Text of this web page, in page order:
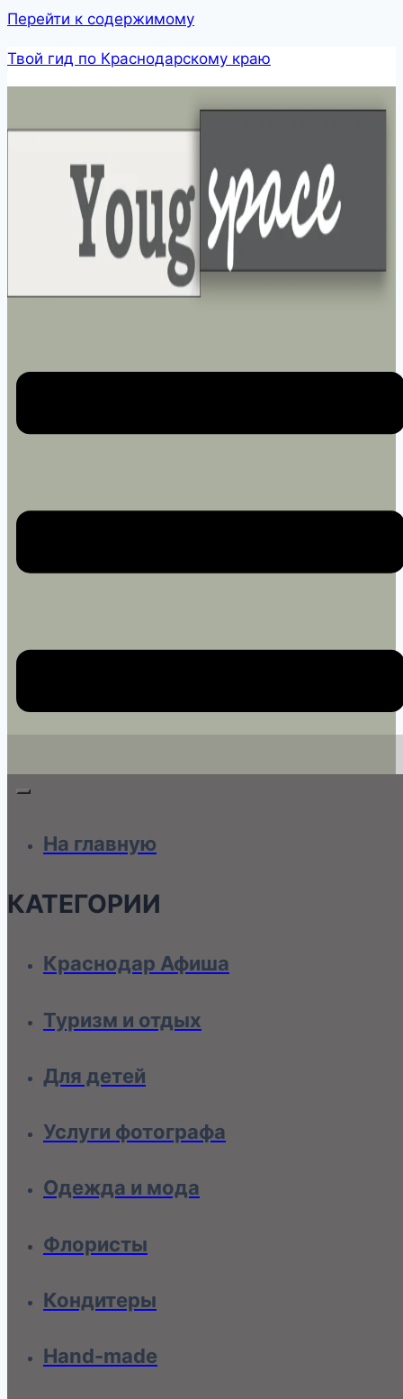
Перейти к содержимому
Твой гид по Краснодарскому краю
На главную
КАТЕГОРИИ
Краснодар Афиша
Туризм и отдых
Для детей
Услуги фотографа
Одежда и мода
Флористы
Кондитеры
Hand-made